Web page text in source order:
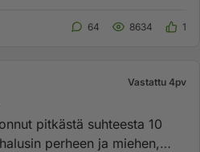
64 8634 1
Vastattu 4pv
pitkästä suhteesta 10
perheen ja miehen,